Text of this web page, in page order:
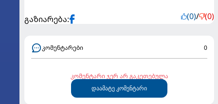
გაზიარება: (0)/ (0)
კომენტარები 0
კომენტარი ჯერ არ გაკეთებულა
დაამატე კომენტარი